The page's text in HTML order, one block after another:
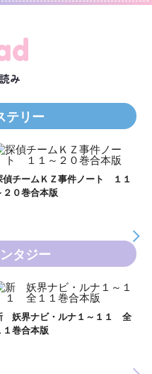
み
テリー
偵チームＫＺ事件ノート １１
２０巻合本版
タジー
妖界ナビ・ルナ１～１１ 全
１巻合本版